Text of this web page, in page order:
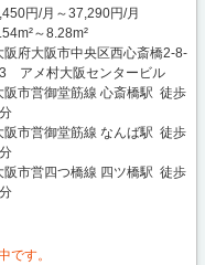
円/月～37,290円/月
～8.28m²
阪府大阪市中央区西心斎橋2-8-
アメ村大阪センタービル
阪市営御堂筋線 心斎橋駅 徒歩
阪市営御堂筋線 なんば駅 徒歩
阪市営四つ橋線 四ツ橋駅 徒歩
です。